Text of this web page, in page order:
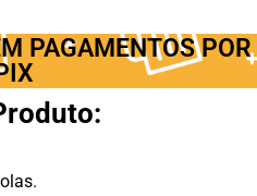
PAGAMENTOS POR